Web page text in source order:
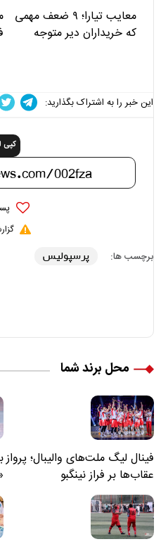
معایب تیارا؛ ۹ ضعف مهمی
که خریداران دیر متوجه
این خبر را به اشتراک بگذارید:
کپی
برچسب ها: پرسپولیس
محل برند شما
فینال لیگ ملت‌های والیبال؛ پرواز
عقاب‌ها بر فراز نینگبو